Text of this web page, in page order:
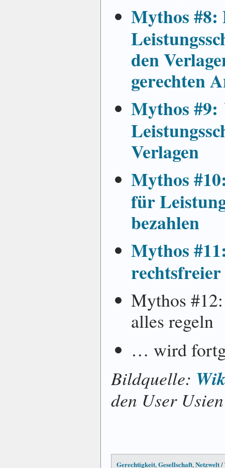
Mythos #8:
den
gerechten
Mythos #9:
Verlagen
Mythos
für
bezahlen
Mythos
Mythos
alles regeln
… wird
Bildquelle:
den User
Gerechtigkeit,Gesellschaft,Netzwelt/